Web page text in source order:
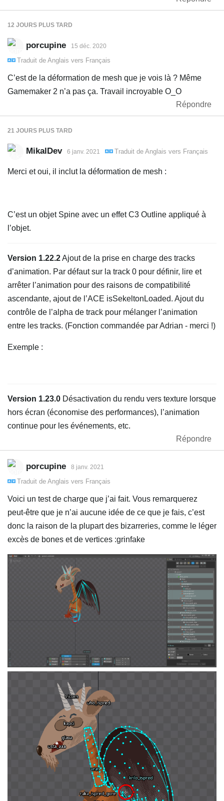
12 JOURS PLUS TARD
porcupine 15 déc. 2020
Traduit de Anglais vers Français
C’est de la déformation de mesh que je vois là ? Même
Gamemaker 2 n’a pas ça. Travail incroyable O_O
Répondre
21 JOURS PLUS TARD
MikalDev 6 janv. 2021 Traduit de Anglais vers Français
Merci et oui, il inclut la déformation de mesh :
C’est un objet Spine avec un effet C3 Outline appliqué à
l’objet.
Version 1.22.2Ajout de la prise en charge des tracks
d’animation. Par défaut sur la track 0 pour définir, lire et
arrêter l’animation pour des raisons de compatibilité
ascendante, ajout de l’ACE isSekeltonLoaded. Ajout du
contrôle de l’alpha de track pour mélanger l’animation
entre les tracks. (Fonction commandée par Adrian - merci !)
Exemple :
Version 1.23.0 Désactivation du rendu vers texture lorsque
hors écran (économise des performances), l’animation
continue pour les événements, etc.
Répondre
porcupine 8 janv. 2021
Traduit de Anglais vers Français
Voici un test de charge que j’ai fait. Vous remarquerez
peut-être que je n’ai aucune idée de ce que je fais, c’est
donc la raison de la plupart des bizarreries, comme le léger
excès de bones et de vertices :grinfake